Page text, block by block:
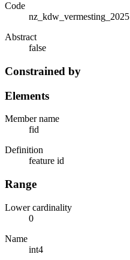
Code
nz_kdw_vermesting_2025
Abstract
false
Constrained by
Elements
Member name
fid
Definition
feature id
Range
Lower cardinality
0
Name
int4